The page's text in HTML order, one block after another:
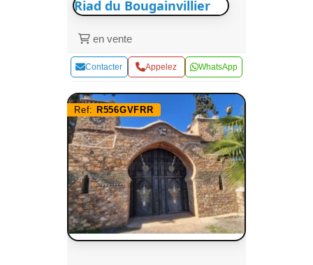
Riad du Bougainvillier
en vente
Contacter Appelez WhatsApp
Ref: R556GVFRR